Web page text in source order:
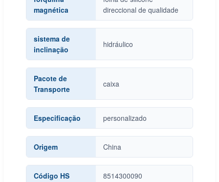
magnética
direccional de qualidade
sistema de
inclinação
hidráulico
Pacote de
Transporte
caixa
Especificação personalizado
Origem China
Código HS 8514300090